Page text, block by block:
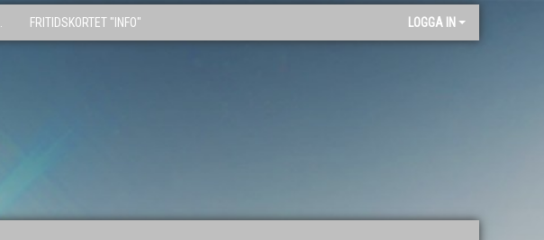
FRITIDSKORTET "INFO" LOGGA IN